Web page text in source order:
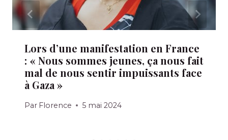
Lors d’une manifestation en France
: « Nous sommes jeunes, ça nous fait
mal de nous sentir impuissants face
à Gaza »
Par Florence 5 mai 2024